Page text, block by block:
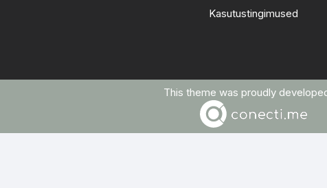
Kasutustingimused
This theme was proudly